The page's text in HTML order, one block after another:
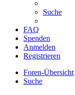
Suche
FAQ
Spenden
Anmelden
Registrieren
Foren-Übersicht
Suche